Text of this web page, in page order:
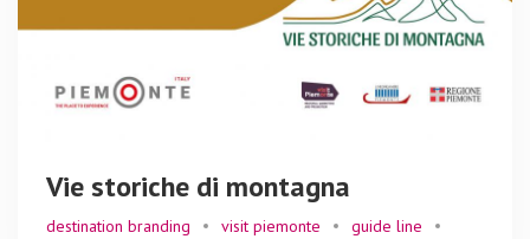
Vie storiche di montagna
destination branding visit piemonte
guide line